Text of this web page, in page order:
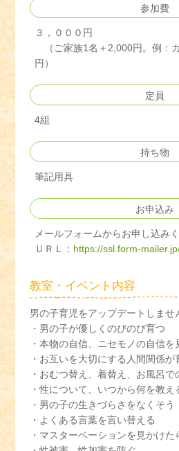
参加費
３，０００円
（ご家族1名＋2,000円。例：
円）
定員
4組
持ち物
筆記用具
お申込み
メールフォームからお申し込みく
ＵＲＬ： https://ssl.form-
教室・イベント内容
男の子育児をアップデートしませ
・男の子が優しくのびのび育つ
・本物の自信、ニセモノの自信を
・お互いを大切にする人間関係が
・おむつ替え、着替え、お風呂で
・性について、いつから何を教え
・男の子の生きづらさをなくそう
・よくある言葉を言い替える
・マスターベーションを見かけた